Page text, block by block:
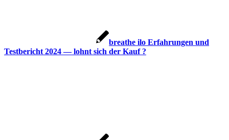
brea­the ilo Erfah­run­gen und
Test­be­richt 2024 — lohnt sich der Kauf ?